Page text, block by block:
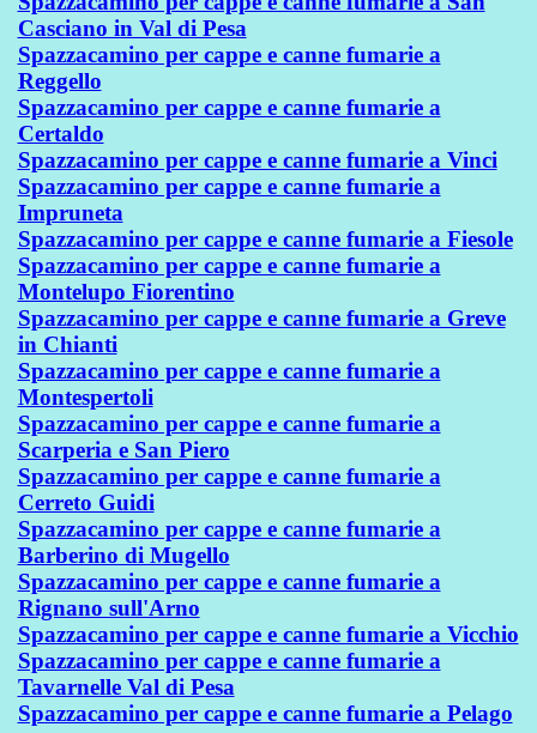
Casciano in Val di Pesa
Spazzacamino per cappe e canne fumarie a
Reggello
Spazzacamino per cappe e canne fumarie a
Certaldo
Spazzacamino per cappe e canne fumarie a Vinci
Spazzacamino per cappe e canne fumarie a
Impruneta
Spazzacamino per cappe e canne fumarie a Fiesole
Spazzacamino per cappe e canne fumarie a
Montelupo Fiorentino
Spazzacamino per cappe e canne fumarie a Greve
in Chianti
Spazzacamino per cappe e canne fumarie a
Montespertoli
Spazzacamino per cappe e canne fumarie a
Scarperia e San Piero
Spazzacamino per cappe e canne fumarie a
Cerreto Guidi
Spazzacamino per cappe e canne fumarie a
Barberino di Mugello
Spazzacamino per cappe e canne fumarie a
Rignano sull'Arno
Spazzacamino per cappe e canne fumarie a Vicchio
Spazzacamino per cappe e canne fumarie a
Tavarnelle Val di Pesa
Spazzacamino per cappe e canne fumarie a Pelago